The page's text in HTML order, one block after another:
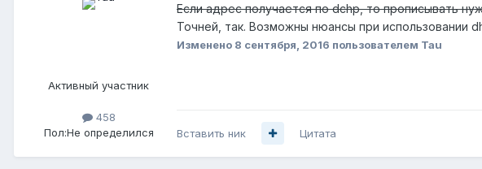
Активный участник
458
Пол:Не определился
Если адрес получается по dchp, то прописывать
Точней, так. Возможны нюансы при использовании
Изменено 8 сентября, 2016 пользователем Tau
Вставить ник Цитата